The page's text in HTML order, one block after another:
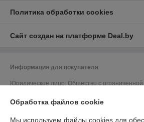
Политика обработки cookies
Сайт создан на платформе Deal.by
Информация для покупателя
Юридическое лицо: Общество с
Обработка файлов cookie
Мы используем файлы cookies для